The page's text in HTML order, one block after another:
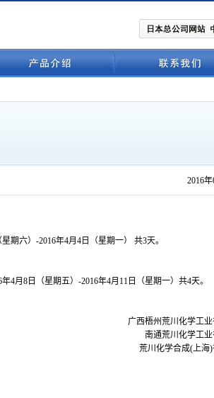
2016年
六）-2016年4月4日（星期一） 共3天。
月8日（星期五）-2016年4月11日（星期一）共4天。
广西梧州荒川化学工业
南通荒川化学工业
荒川化学合成(上海)